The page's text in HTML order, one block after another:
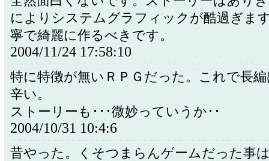
によりシステムグラフィックが酷過ぎま
寧で綺麗に作るべきです。
2004/11/24 17:58:10
特に特徴が無いＲＰＧだった。これで長
辛い。
ストーリーも･･･微妙っていうか･･
2004/10/31 10:4:6
昔やった。くそつまらんゲームだった事